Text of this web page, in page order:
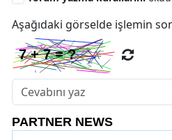
Aşağıdaki görselde işlemin